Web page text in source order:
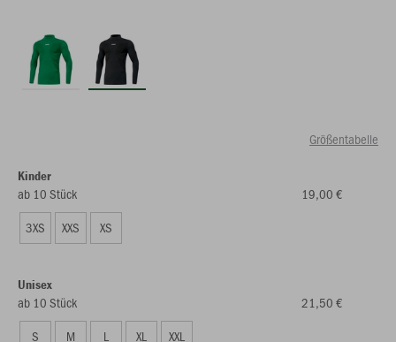
Größentabelle
Kinder
ab 10 Stück
19,00 €
3XS
XXS XS
Unisex
ab 10 Stück
21,50 €
S
M L XL XXL